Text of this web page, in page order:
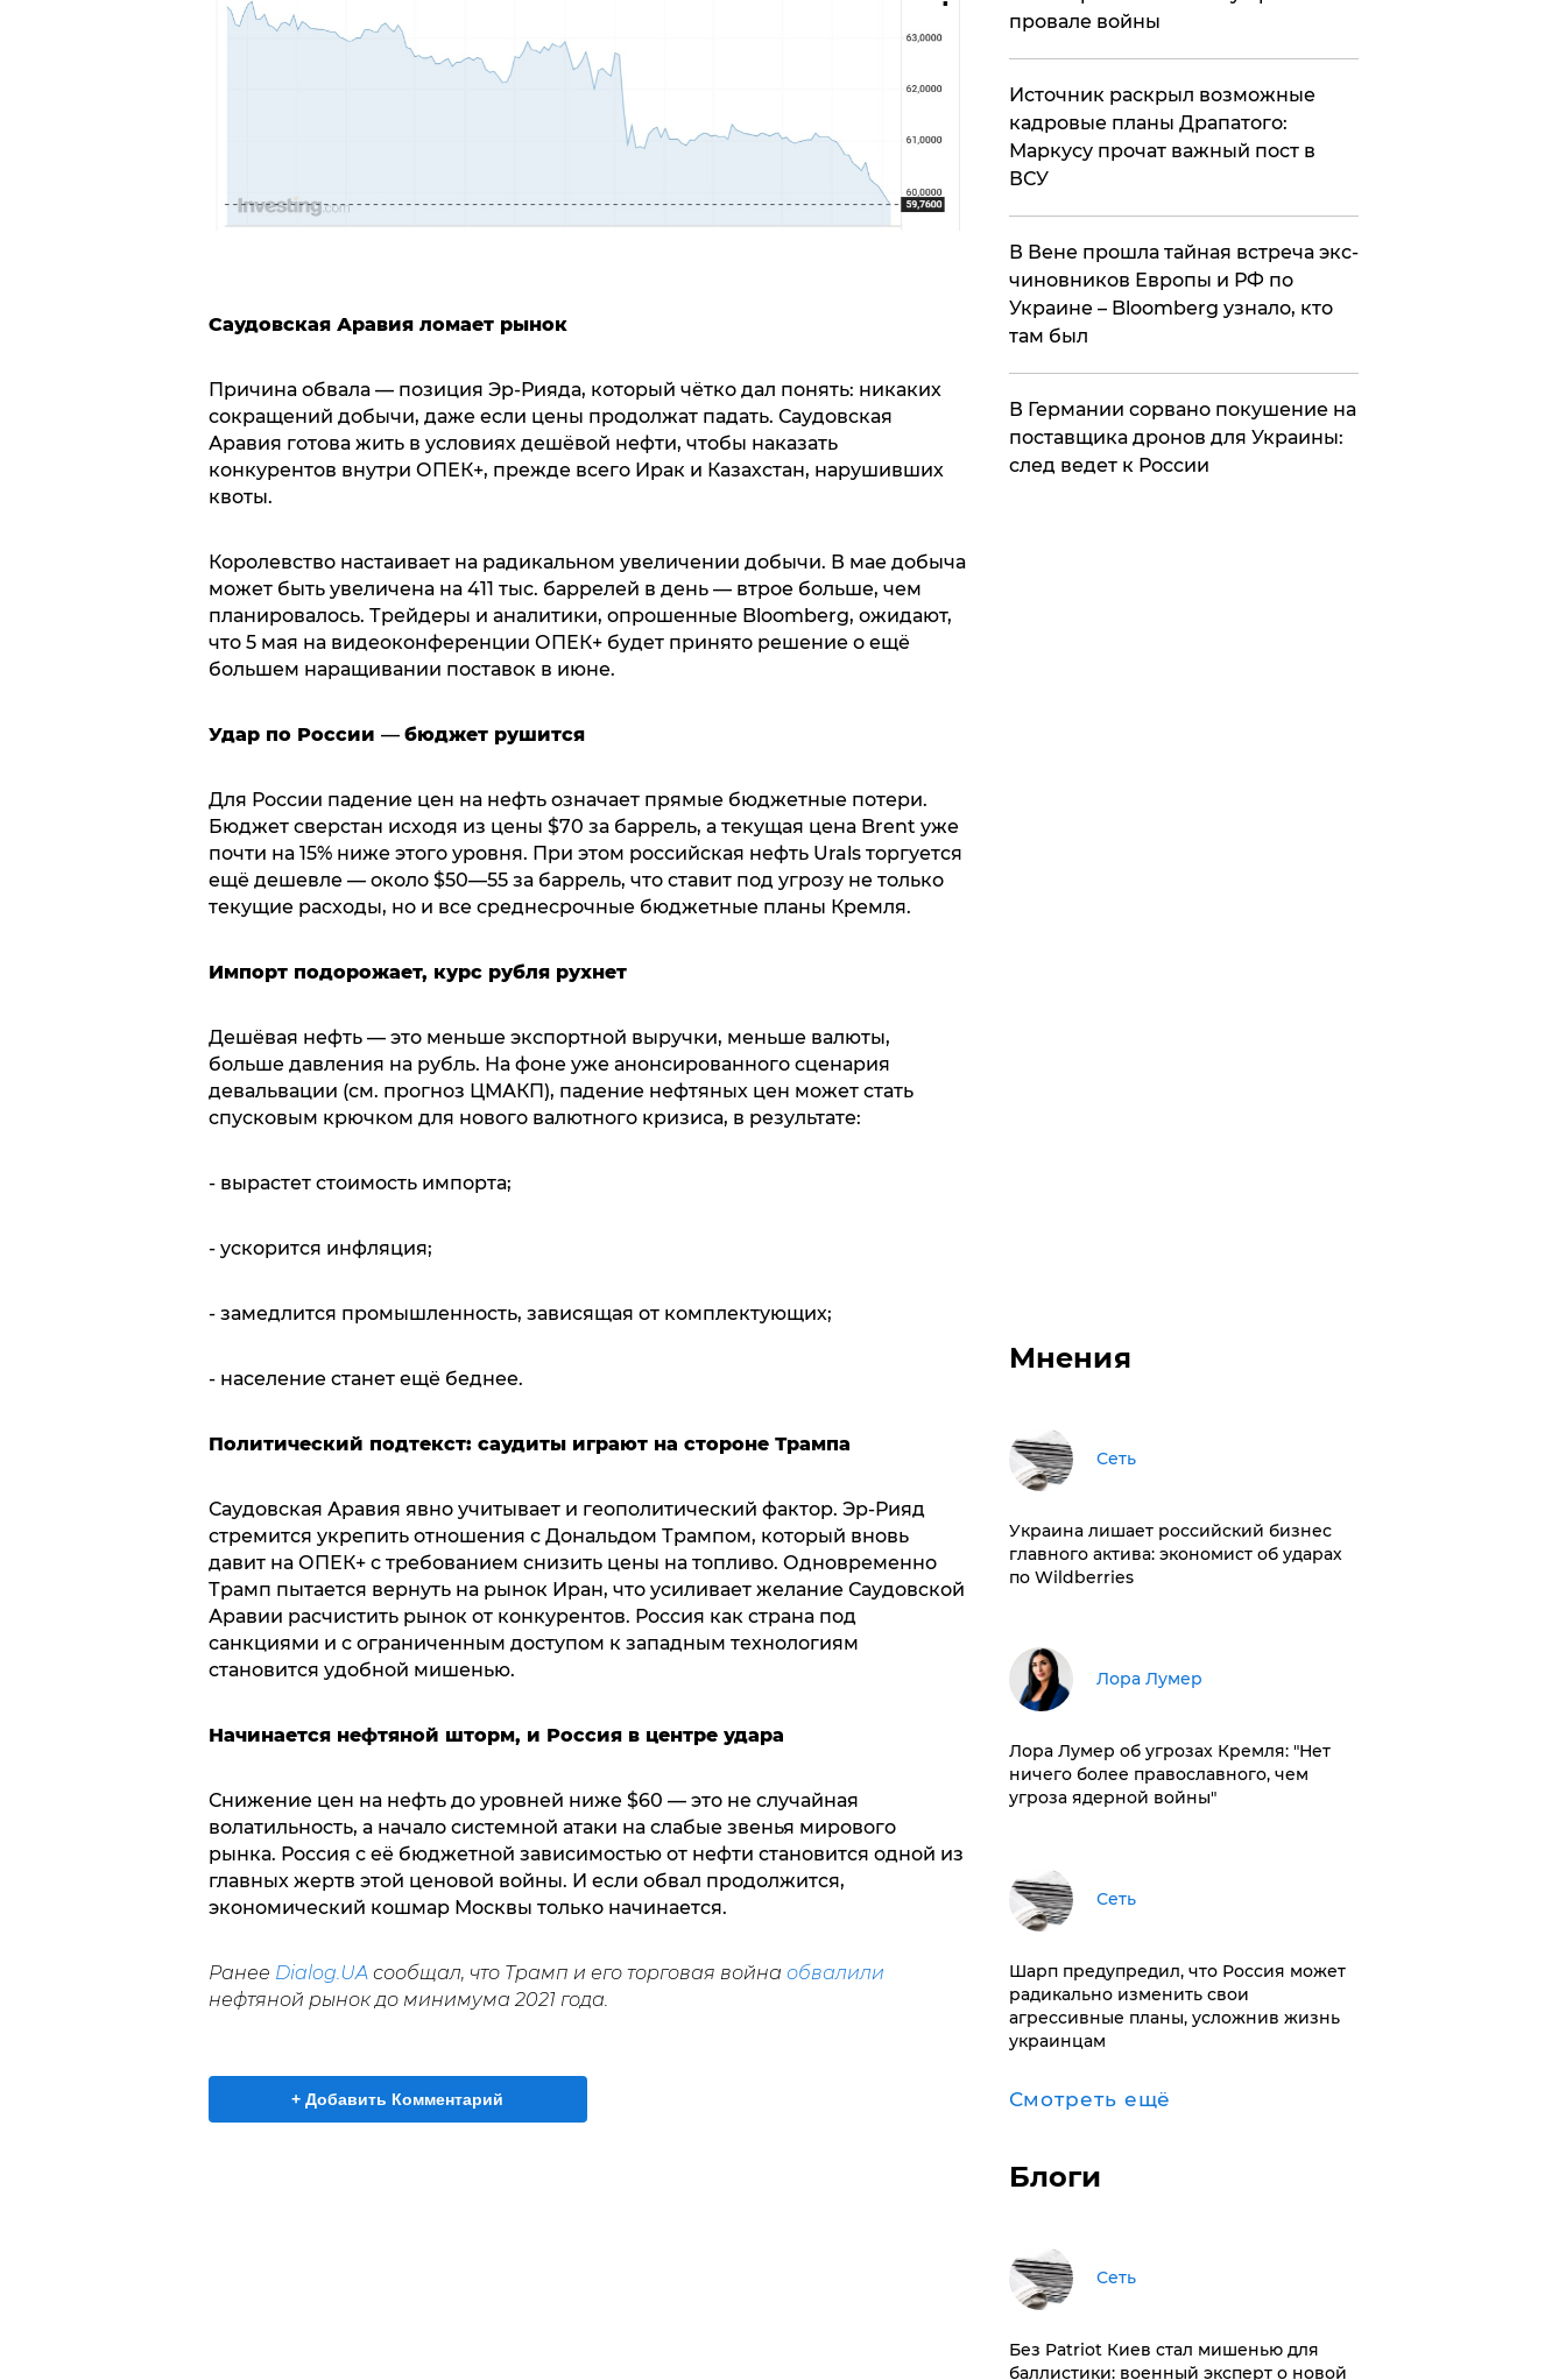
Саудовская Аравия ломает рынок
Причина обвала — позиция Эр-Рияда, который чётко дал понять: никаких
сокращений добычи, даже если цены продолжат падать. Саудовская
Аравия готова жить в условиях дешёвой нефти, чтобы наказать
конкурентов внутри ОПЕК+, прежде всего Ирак и Казахстан, нарушивших
квоты.
Королевство настаивает на радикальном увеличении добычи. В мае добыча
может быть увеличена на 411 тыс. баррелей в день — втрое больше, чем
планировалось. Трейдеры и аналитики, опрошенные Bloomberg, ожидают,
что 5 мая на видеоконференции ОПЕК+ будет принято решение о ещё
большем наращивании поставок в июне.
Удар по России — бюджет рушится
Для России падение цен на нефть означает прямые бюджетные потери.
Бюджет сверстан исходя из цены $70 за баррель, а текущая цена Brent уже
почти на 15% ниже этого уровня. При этом российская нефть Urals торгуется
ещё дешевле — около $50—55 за баррель, что ставит под угрозу не только
текущие расходы, но и все среднесрочные бюджетные планы Кремля.
Импорт подорожает, курс рубля рухнет
Дешёвая нефть — это меньше экспортной выручки, меньше валюты,
больше давления на рубль. На фоне уже анонсированного сценария
девальвации (см. прогноз ЦМАКП), падение нефтяных цен может стать
спусковым крючком для нового валютного кризиса, в результате:
- вырастет стоимость импорта;
- ускорится инфляция;
- замедлится промышленность, зависящая от комплектующих;
- население станет ещё беднее.
Политический подтекст: саудиты играют на стороне Трампа
Саудовская Аравия явно учитывает и геополитический фактор. Эр-Рияд
стремится укрепить отношения с Дональдом Трампом, который вновь
давит на ОПЕК+ с требованием снизить цены на топливо. Одновременно
Трамп пытается вернуть на рынок Иран, что усиливает желание Саудовской
Аравии расчистить рынок от конкурентов. Россия как страна под
санкциями и с ограниченным доступом к западным технологиям
становится удобной мишенью.
Начинается нефтяной шторм, и Россия в центре удара
Снижение цен на нефть до уровней ниже $60 — это не случайная
волатильность, а начало системной атаки на слабые звенья мирового
рынка. Россия с её бюджетной зависимостью от нефти становится одной из
главных жертв этой ценовой войны. И если обвал продолжится,
экономический кошмар Москвы только начинается.
Ранее Dialog.UA сообщал, что Трамп и его торговая война обвалили
нефтяной рынок до минимума 2021 года.
+ Добавить Комментарий
провале войны
​Источник раскрыл возможные
кадровые планы Драпатого:
Маркусу прочат важный пост в
ВСУ
В Вене прошла тайная встреча экс-
чиновников Европы и РФ по
Украине – Bloomberg узнало, кто
там был
​В Германии сорвано покушение на
поставщика дронов для Украины:
след ведет к России
Мнения
Сеть
​Украина лишает российский бизнес
главного актива: экономист об ударах
по Wildberries
​Лора Лумер
Лора Лумер об угрозах Кремля: "Нет
ничего более православного, чем
угроза ядерной войны"
Сеть
Шарп предупредил, что Россия может
радикально изменить свои
агрессивные планы, усложнив жизнь
украинцам
Смотреть ещё
Блоги
Сеть
​Без Patriot Киев стал мишенью для
баллистики: военный эксперт о новой